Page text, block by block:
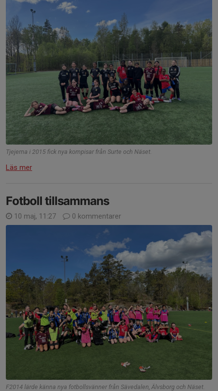
Tjejerna i 2015 fick nya kompisar från Surte och Näset.
Läs mer
Fotboll tillsammans
10 maj, 11:27 0 kommentarer
F2014 lärde känna nya fotbollsvänner från Sävedalen, Älvsborg och Näset.